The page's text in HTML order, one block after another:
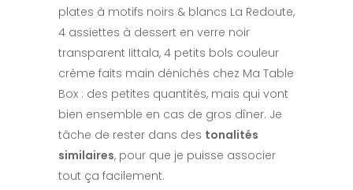
plates à motifs noirs & blancs La Redoute,
4 assiettes à dessert en verre noir
transparent Iittala, 4 petits bols couleur
crème faits main dénichés chez Ma Table
Box : des petites quantités, mais qui vont
bien ensemble en cas de gros dîner. Je
tâche de rester dans des tonalités
similaires, pour que je puisse associer
tout ça facilement.